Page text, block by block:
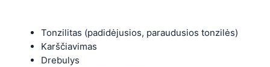
Tonzilitas (padidėjusios, paraudusios tonzilės)
Karščiavimas
Drebulys